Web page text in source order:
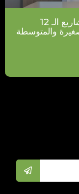
الوطنية للتمويل وشراكة تعلنان المشاريع الـ 12
والمتوسطة